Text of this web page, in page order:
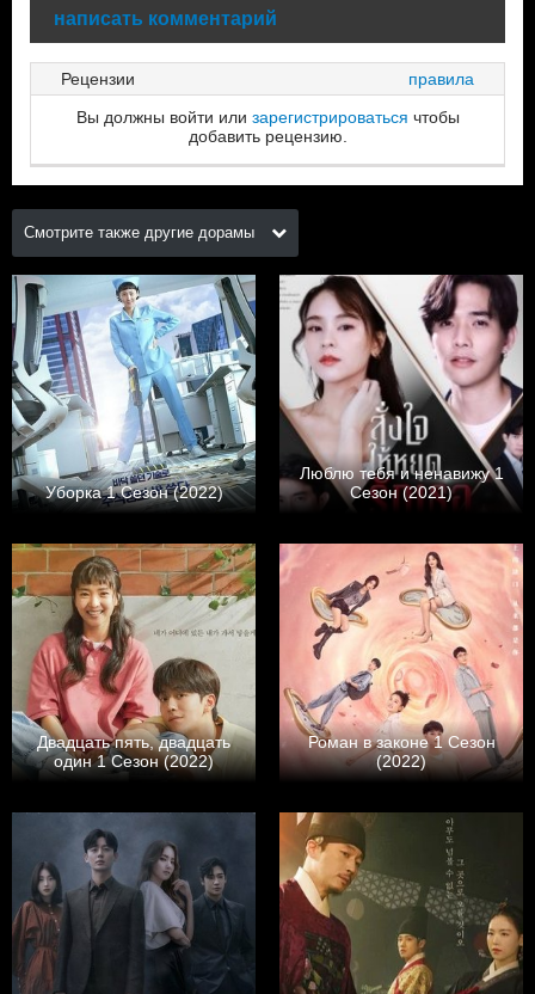
написать комментарий
Рецензии
правила
Вы должны войти или зарегистрироваться чтобы
добавить рецензию.
Смотрите также другие дорамы
Уборка 1 Сезон (2022)
Люблю тебя и ненавижу 1
Сезон (2021)
Двадцать пять, двадцать
один 1 Сезон (2022)
Роман в законе 1 Сезон
(2022)